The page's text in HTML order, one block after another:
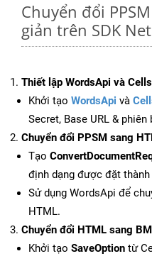
Chuyển đổi
giản trên SDK Net
Thiết lập WordsApi và
Khởi tạo WordsApi và
Secret, Base URL & phiên
Chuyển đổi PPSM sang
Tạo
định dạng được đặt thành
Sử dụng WordsApi để
HTML.
Chuyển đổi HTML sang
Khởi tạo SaveOption từ